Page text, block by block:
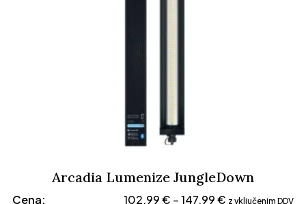
Arcadia Lumenize JungleDown
Cena: 102,99€ – 147,99€ Cenovni
z vključenim DDV